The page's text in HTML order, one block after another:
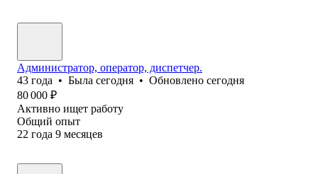
Администратор, оператор, диспетчер.
43 года • Была сегодня • Обновлено сегодня
80 000 ₽
Активно ищет работу
Общий опыт
22 года 9 месяцев